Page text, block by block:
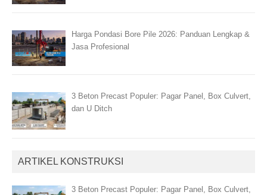
Harga Pondasi Bore Pile 2026: Panduan Lengkap &
Jasa Profesional
3 Beton Precast Populer: Pagar Panel, Box Culvert,
dan U Ditch
ARTIKEL KONSTRUKSI
3 Beton Precast Populer: Pagar Panel, Box Culvert,